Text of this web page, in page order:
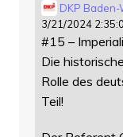
DKP
3/21/2024
#15 –
Die
Rolle des
Teil!